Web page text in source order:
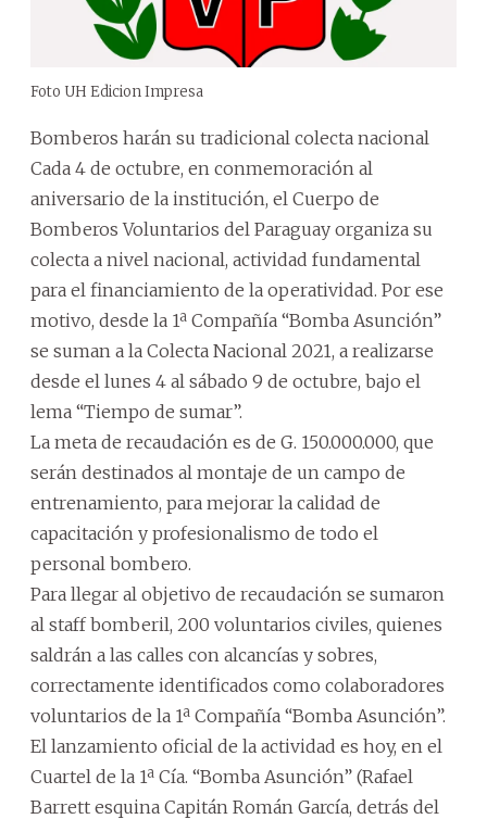
Foto UH Edicion Impresa
Bomberos harán su tradicional colecta nacional
Cada 4 de octubre, en conmemoración al
aniversario de la institución, el Cuerpo de
Bomberos Voluntarios del Paraguay organiza su
colecta a nivel nacional, actividad fundamental
para el financiamiento de la operatividad. Por ese
motivo, desde la 1ª Compañía “Bomba Asunción”
se suman a la Colecta Nacional 2021, a realizarse
desde el lunes 4 al sábado 9 de octubre, bajo el
lema “Tiempo de sumar”.
La meta de recaudación es de G. 150.000.000, que
serán destinados al montaje de un campo de
entrenamiento, para mejorar la calidad de
capacitación y profesionalismo de todo el
personal bombero.
Para llegar al objetivo de recaudación se sumaron
al staff bomberil, 200 voluntarios civiles, quienes
saldrán a las calles con alcancías y sobres,
correctamente identificados como colaboradores
voluntarios de la 1ª Compañía “Bomba Asunción”.
El lanzamiento oficial de la actividad es hoy, en el
Cuartel de la 1ª Cía. “Bomba Asunción” (Rafael
Barrett esquina Capitán Román García, detrás del